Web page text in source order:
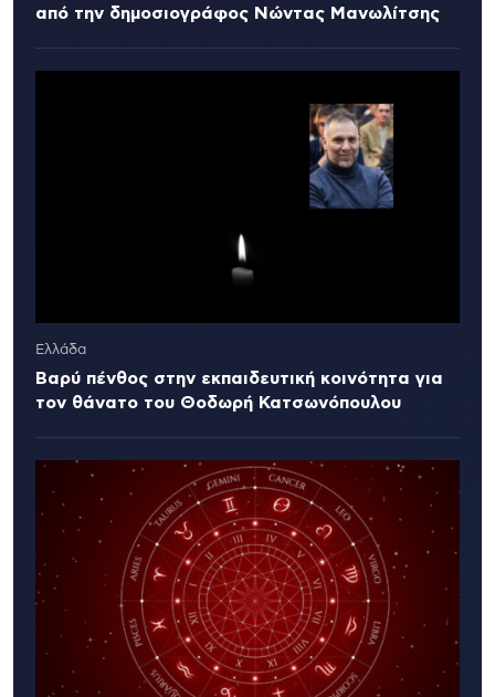
από την δημοσιογράφος Νώντας Μανωλίτσης
Ελλάδα
Βαρύ πένθος στην εκπαιδευτική κοινότητα για
τον θάνατο του Θοδωρή Κατσωνόπουλου